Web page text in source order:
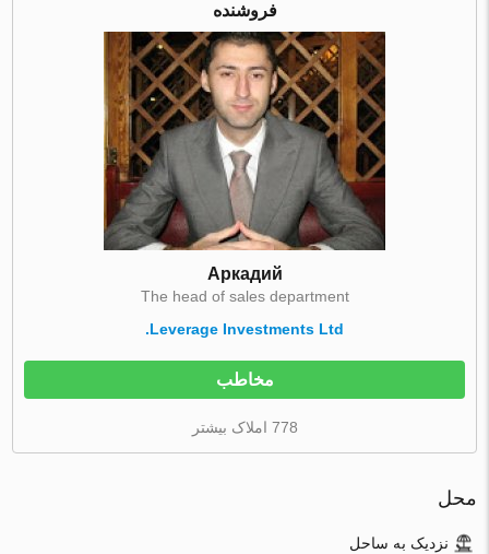
فروشنده
Аркадий
The head of sales department
Leverage Investments Ltd.
مخاطب
778 املاک بیشتر
محل
نزدیک به ساحل